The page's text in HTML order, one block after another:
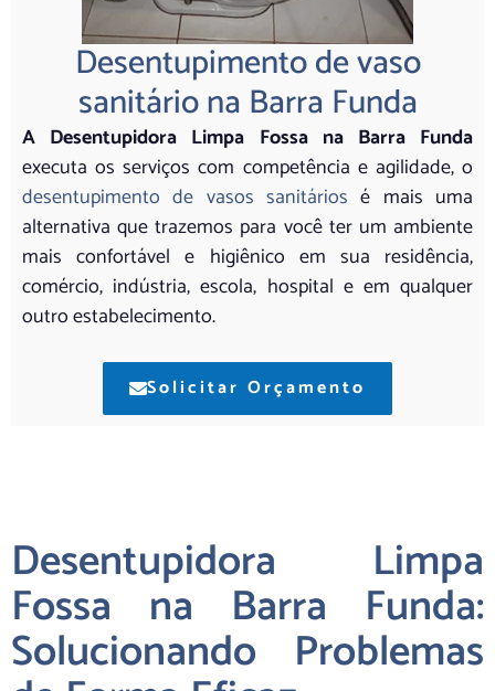
Desentupimento de vaso
sanitário na Barra Funda
A Desentupidora Limpa Fossa na Barra Funda
executa os serviços com competência e agilidade, o
desentupimento de vasos sanitários é mais uma
alternativa que trazemos para você ter um ambiente
mais confortável e higiênico em sua residência,
comércio, indústria, escola, hospital e em qualquer
outro estabelecimento.
Solicitar Orçamento
Desentupidora Limpa
Fossa na Barra Funda:
Solucionando Problemas